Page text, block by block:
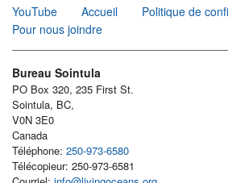
YouTube
Accueil
Politique de
Pour nous joindre
Bureau Sointula
PO Box 320, 235 First St.
Sointula, BC,
V0N 3E0
Canada
Téléphone: 250-973-6580
Télécopieur: 250-973-6581